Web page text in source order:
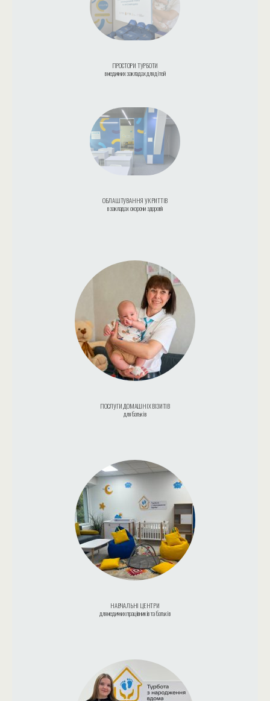
ПРОСТОРИ ТУРБОТИ
в медичних закладах для дітей
ОБЛАШТУВАННЯ УКРИТТІВ
в закладах охорони здоров’я
ПОСЛУГИ ДОМАШНІХ ВІЗИТІВ
для батьків
НАВЧАЛЬНІ ЦЕНТРИ
для медичних працівників та батьків